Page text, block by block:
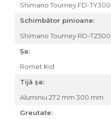
Shimano Tourney FD-TY300
Schimbător pinioane:
Shimano Tourney RD-TZ500
Șa:
Romet Kid
Tijă șa:
Aluminiu 27.2 mm 300 mm
Greutate: